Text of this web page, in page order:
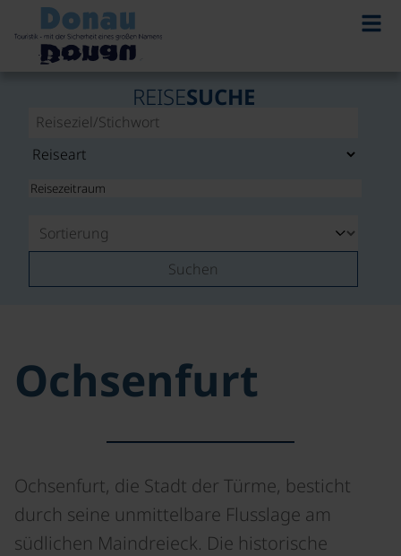
REISESUCHE
Suchen
Ochsenfurt
Ochsenfurt, die Stadt der Türme, besticht
durch seine unmittelbare Flusslage am
südlichen Maindreieck. Die historische